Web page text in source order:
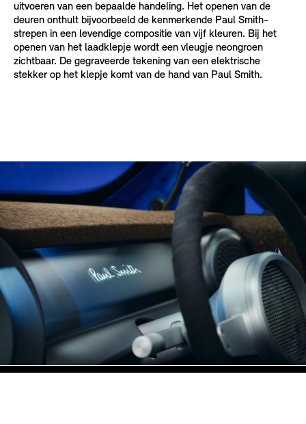
uitvoeren van een bepaalde handeling. Het openen van de
deuren onthult bijvoorbeeld de kenmerkende Paul Smith-
strepen in een levendige compositie van vijf kleuren. Bij het
openen van het laadklepje wordt een vleugje neongroen
zichtbaar. De gegraveerde tekening van een elektrische
stekker op het klepje komt van de hand van Paul Smith.